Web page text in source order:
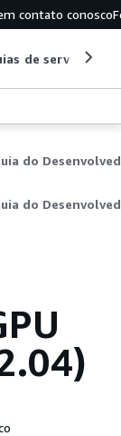
contato conosco
de serviço
do
do